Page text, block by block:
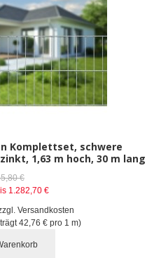
Komplettset, schwere
1,63 m hoch, 30 m lang
€
1.282,70 €
Versandkosten
42,76 € pro 1 m)